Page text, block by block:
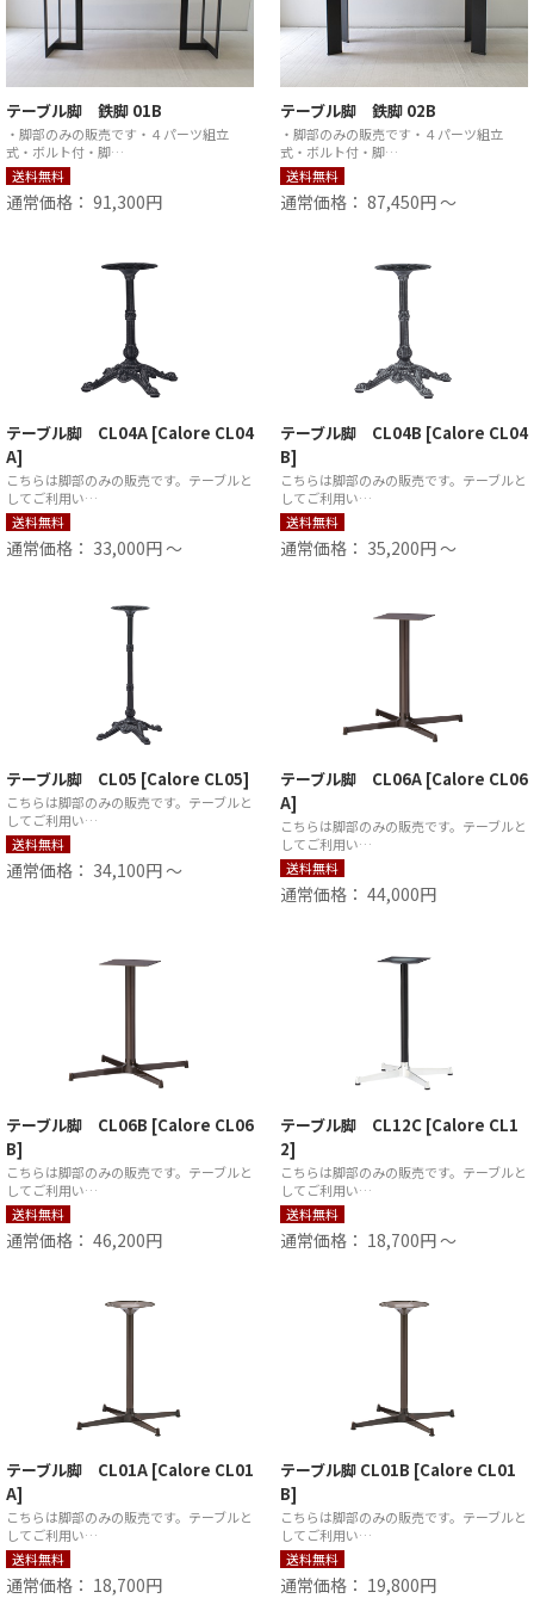
テーブル脚 鉄脚 01B
・脚部のみの販売です・４パーツ組立
式・ボルト付・脚…
送料無料
通常価格： 91,300円
テーブル脚 鉄脚 02B
・脚部のみの販売です・４パーツ組立
式・ボルト付・脚…
送料無料
通常価格： 87,450円 ～
テーブル脚 CL04A [Calore CL04
A]
こちらは脚部のみの販売です。テーブルと
してご利用い…
送料無料
通常価格： 33,000円 ～
テーブル脚 CL04B [Calore CL04
B]
こちらは脚部のみの販売です。テーブルと
してご利用い…
送料無料
通常価格： 35,200円 ～
テーブル脚 CL05 [Calore CL05]
こちらは脚部のみの販売です。テーブルと
してご利用い…
送料無料
通常価格： 34,100円 ～
テーブル脚 CL06A [Calore CL06
A]
こちらは脚部のみの販売です。テーブルと
してご利用い…
送料無料
通常価格： 44,000円
テーブル脚 CL06B [Calore CL06
B]
こちらは脚部のみの販売です。テーブルと
してご利用い…
送料無料
通常価格： 46,200円
テーブル脚 CL12C [Calore CL1
2]
こちらは脚部のみの販売です。テーブルと
してご利用い…
送料無料
通常価格： 18,700円 ～
テーブル脚 CL01A [Calore CL01
A]
こちらは脚部のみの販売です。テーブルと
してご利用い…
送料無料
通常価格： 18,700円
テーブル脚 CL01B [Calore CL01
B]
こちらは脚部のみの販売です。テーブルと
してご利用い…
送料無料
通常価格： 19,800円